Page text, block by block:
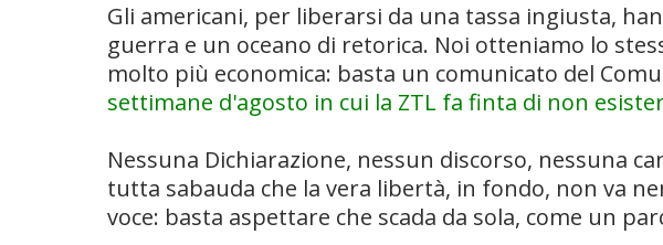
Gli americani, per liberarsi da una tassa ingiusta,
guerra e un oceano di retorica. Noi otteniamo lo
molto più economica: basta un comunicato del
settimane d'agosto in cui la ZTL fa finta di non
Nessuna Dichiarazione, nessun discorso, nessuna
tutta sabauda che la vera libertà, in fondo, non va
voce: basta aspettare che scada da sola, come un